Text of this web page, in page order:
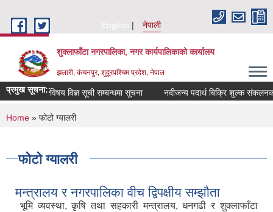
English
नेपाली
शुक्लाफाँटा नगरपालिका, नगर कार्यपालिकाको कार्यालय
झलारी, कंचनपुर, शुदूरपश्चिम प्रदेश, नेपाल
प्रमुख सूचना::विषय विज्ञ सूची सम्बन्धमा सूचना नदीजन्य पदार्थ बिक्रि शुल्क संकलनका
You are here
Home » फोटो ग्यालरी
फोटो ग्यालरी
मन्त्रालय र नगरपालिका वीच द्विपक्षीय सम्झौता
भूमि व्यवस्था, कृषि तथा सहकारी मन्त्रालय, धनगढी र शुक्लाफाँटा